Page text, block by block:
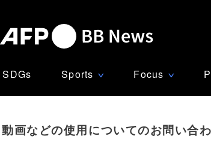
SDGs Sports ∨ Focus ∨
画などの使用についてのお問い合